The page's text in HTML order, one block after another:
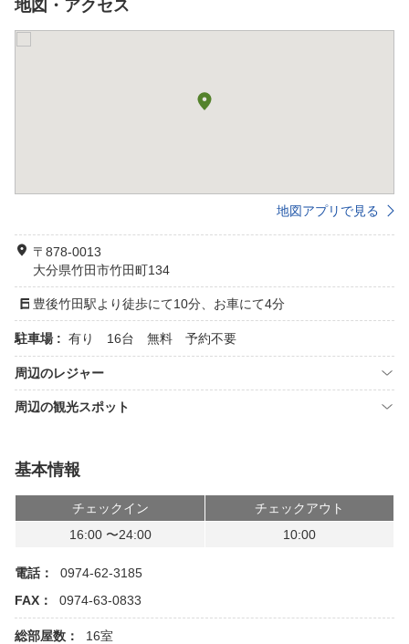
地図・アクセス
地図アプリで見る
〒878-0013
大分県竹田市竹田町134
豊後竹田駅より徒歩にて10分、お車にて4分
駐車場 : 有り 16台 無料 予約不要
周辺のレジャー
周辺の観光スポット
基本情報
チェックイン
チェックアウト
16:00 〜24:00
10:00
電話：
0974-62-3185
FAX：
0974-63-0833
総部屋数： 16室